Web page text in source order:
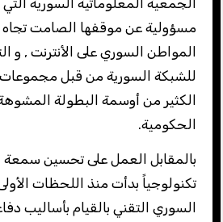
مسؤولية عن موقفها الصامت
المواطن السوري على الأنترنت , و
للشبكة السورية من قبل
الكثير من أوسمة البطولة
الحكومية.
بالمقابل العمل على تحسين سمعة
تكنولوجياً بدأت منذ اللحظات
السوري التقني بالقيام بأساليب